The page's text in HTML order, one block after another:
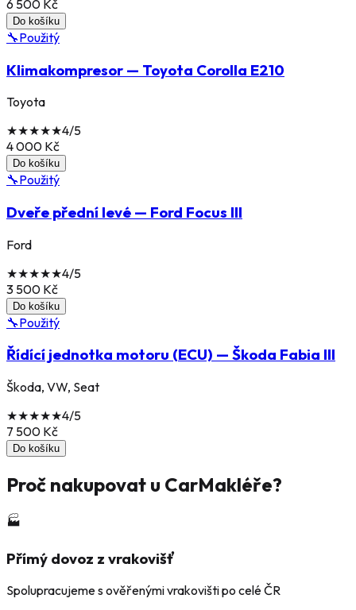
6 500 Kč
Do košíku
🔧Použitý
Klimakompresor — Toyota Corolla E210
Toyota
★★★★★4/5
4 000 Kč
Do košíku
🔧Použitý
Dveře přední levé — Ford Focus III
Ford
★★★★★4/5
3 500 Kč
Do košíku
🔧Použitý
Řídící jednotka motoru (ECU) — Škoda Fabia III
Škoda, VW, Seat
★★★★★4/5
7 500 Kč
Do košíku
Proč nakupovat u CarMakléře?
🏭
Přímý dovoz z vrakovišť
Spolupracujeme s ověřenými vrakovišti po celé ČR